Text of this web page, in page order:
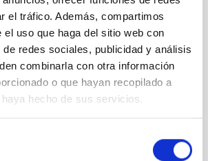
el tráfico. Además, compartimos
el uso que haga del sitio web con
redes sociales, publicidad y análisis
combinarla con otra información
o que hayan recopilado a
hecho de sus servicios.
de nuestra investigación van a ser de
contribuyendo por tanto a la
España y Europa. Somos conscientes
este proyecto son muy ambiciosos, pero es
si se nos concede el personal requerido.